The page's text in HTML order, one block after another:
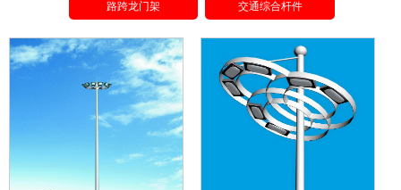
路跨龙门架 交通综合杆件